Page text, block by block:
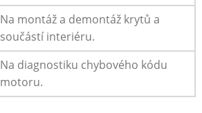
Na montáž a demontáž krytů a
součástí interiéru.
Na diagnostiku chybového kódu
motoru.